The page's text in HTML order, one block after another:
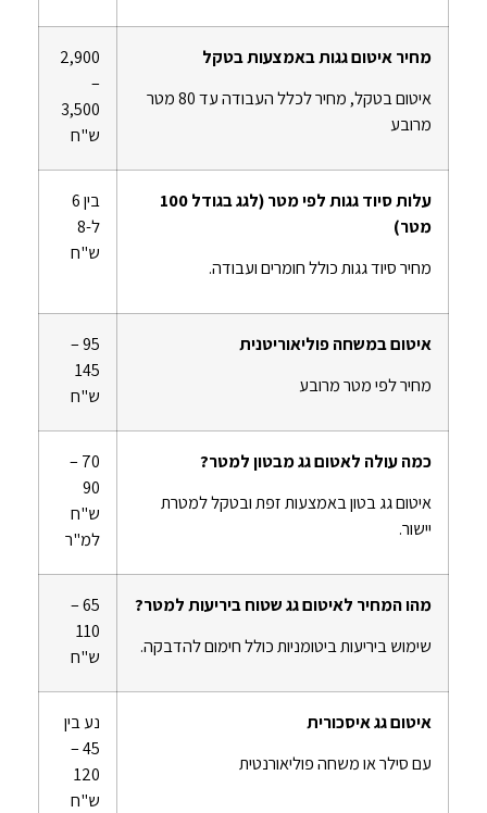
מחיר איטום גגות באמצעות בטקל
איטום בטקל, מחיר לכלל העבודה עד 80 מטר
מרובע
2,900
–
3,500
ש"ח
עלות סיוד גגות לפי מטר (לגג בגודל 100
מטר)
מחיר סיוד גגות כולל חומרים ועבודה.
בין 6
ל-8
ש"ח
איטום במשחה פוליאוריטנית
מחיר לפי מטר מרובע
95 –
145
ש"ח
כמה עולה לאטום גג מבטון למטר?
איטום גג בטון באמצעות זפת ובטקל למטרת
יישור.
70 –
90
ש"ח
למ"ר
מהו המחיר לאיטום גג שטוח ביריעות למטר?
שימוש ביריעות ביטומניות כולל חימום להדבקה.
65 –
110
ש"ח
איטום גג איסכורית
עם סילר או משחה פוליאורנטית
נע בין
45 –
120
ש"ח